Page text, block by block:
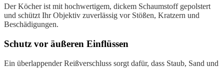
Der Köcher ist mit hochwertigem, dickem Schaumstoff gepolstert
und schützt Ihr Objektiv zuverlässig vor Stößen, Kratzern und
Beschädigungen.
Schutz vor äußeren Einflüssen
Ein überlappender Reißverschluss sorgt dafür, dass Staub, Sand und